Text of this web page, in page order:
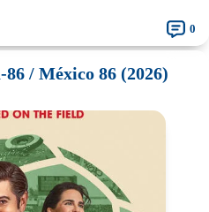
0
/ México 86 (2026)